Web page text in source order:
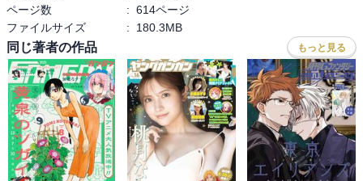
ページ数
: 614ページ
ファイルサイズ
: 180.3MB
同じ著者の作品 もっと見る